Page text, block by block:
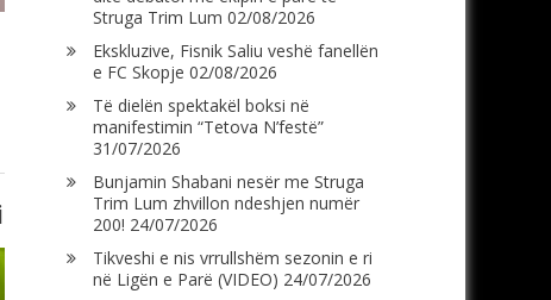
Struga Trim Lum 02/08/2026
Ekskluzive, Fisnik Saliu veshë fanellën
e FC Skopje 02/08/2026
Të dielën spektakël boksi në
manifestimin “Tetova N’festë”
31/07/2026
Bunjamin Shabani nesër me Struga
Trim Lum zhvillon ndeshjen numër
200! 24/07/2026
Tikveshi e nis vrrullshëm sezonin e ri
në Ligën e Parë (VIDEO) 24/07/2026